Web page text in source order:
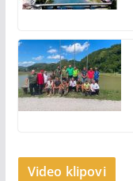
Video klipovi